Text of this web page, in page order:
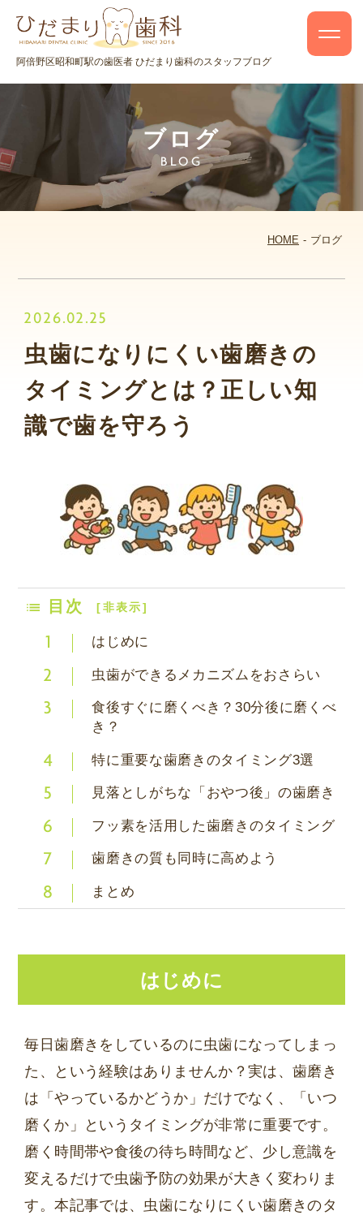
阿倍野区昭和町駅の歯医者 ひだまり歯科のスタッフブログ
ブログ
BLOG
HOME ブログ
2026.02.25
虫歯になりにくい歯磨きの
タイミングとは？正しい知
識で歯を守ろう
目次 [非表示]
1 はじめに
2 虫歯ができるメカニズムをおさらい
3
食後すぐに磨くべき？30分後に磨くべ
き？
4 特に重要な歯磨きのタイミング3選
5 見落としがちな「おやつ後」の歯磨き
6 フッ素を活用した歯磨きのタイミング
7 歯磨きの質も同時に高めよう
8 まとめ
はじめに
毎日歯磨きをしているのに虫歯になってしまっ
た、という経験はありませんか？実は、歯磨き
は「やっているかどうか」だけでなく、「いつ
磨くか」というタイミングが非常に重要です。
磨く時間帯や食後の待ち時間など、少し意識を
変えるだけで虫歯予防の効果が大きく変わりま
す。本記事では、虫歯になりにくい歯磨きのタ